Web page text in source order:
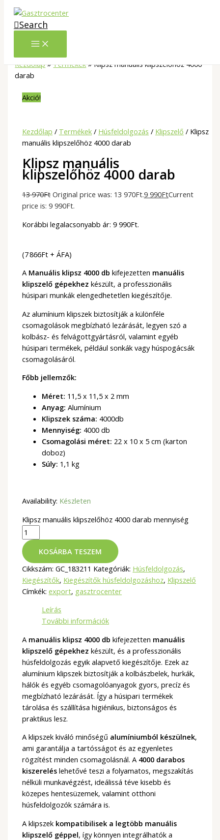
Skip to content
Search
Kezdőlap » Termékek » Klipsz manuális klipszelőhöz 4000
darab
Akció!
Kezdőlap / Termékek / Húsfeldolgozás / Klipszelő / Klipsz
manuális klipszelőhöz 4000 darab
Klipsz manuális
klipszelőhöz 4000 darab
13 970Ft Original price was: 13 970Ft.9 990FtCurrent
price is: 9 990Ft.
Korábbi legalacsonyabb ár:9 990Ft.
(7 866Ft + ÁFA)
A Manuális klipsz 4000 db kifejezetten manuális
klipszelő gépekhez készült, a professzionális
húsipari munkák elengedhetetlen kiegészítője.
Az alumínium klipszek biztosítják a különféle
csomagolások megbízható lezárását, legyen szó a
kolbász- és felvágottgyártásról, valamint egyéb
húsipari termékek, például sonkák vagy húspogácsák
csomagolásáról.
Főbb jellemzők:
Méret: 11,5 x 11,5 x 2 mm
Anyag: Alumínium
Klipszek száma: 4000db
Mennyiség: 4000 db
Csomagolási méret: 22 x 10 x 5 cm (karton
doboz)
Súly: 1,1 kg
Availability: Készleten
Klipsz manuális klipszelőhöz 4000 darab mennyiség
KOSÁRBA TESZEM
Cikkszám:GC_183211 Kategóriák: Húsfeldolgozás,
Kiegészítők, Kiegészítők húsfeldolgozáshoz, Klipszelő
Címkék:export, gasztrocenter
Leírás
További információk
A manuális klipsz 4000 db kifejezetten manuális
klipszelő gépekhez készült, és a professzionális
húsfeldolgozás egyik alapvető kiegészítője. Ezek az
alumínium klipszek biztosítják a kolbászbelek, hurkák,
hálók és egyéb csomagolóanyagok gyors, precíz és
megbízható lezárását. Így a húsipari termékek
tárolása és szállítása higiénikus, biztonságos és
praktikus lesz.
A klipszek kiváló minőségű alumíniumból készülnek,
ami garantálja a tartósságot és az egyenletes
rögzítést minden csomagolásnál. A 4000 darabos
kiszerelés lehetővé teszi a folyamatos, megszakítás
nélküli munkavégzést, ideálissá téve kisebb és
közepes hentesüzemek, valamint otthoni
húsfeldolgozók számára is.
A klipszek kompatibilisek a legtöbb manuális
klipszelő géppel, így könnyen integrálhatók a